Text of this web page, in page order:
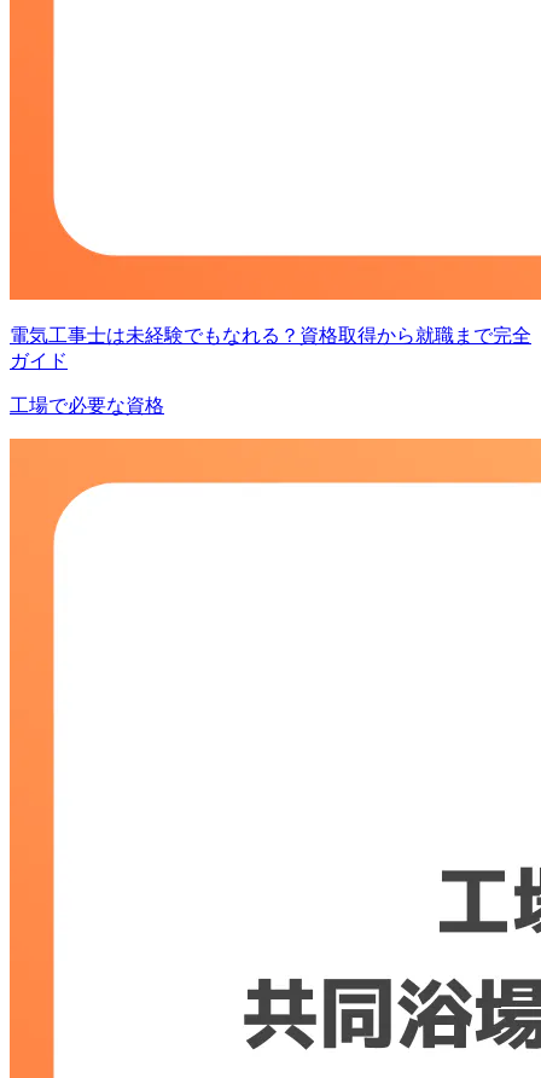
電気工事士は未経験でもなれる？資格取得から就職まで完全
ガイド
工場で必要な資格